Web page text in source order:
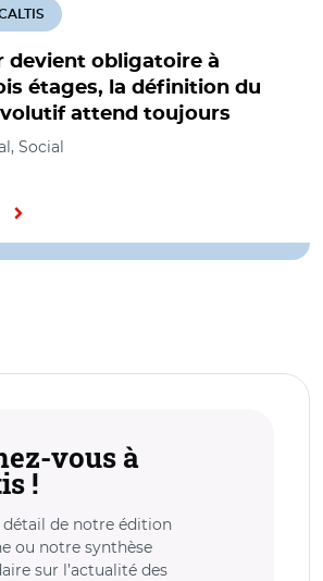
devient obligatoire à
étages, la définition du
attend toujours
Social
vous à
!
détail de notre édition
ou notre synthèse
sur l’actualité des